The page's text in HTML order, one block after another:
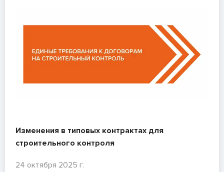
Изменения в типовых контрактах для
строительного контроля
24 октября 2025 г.